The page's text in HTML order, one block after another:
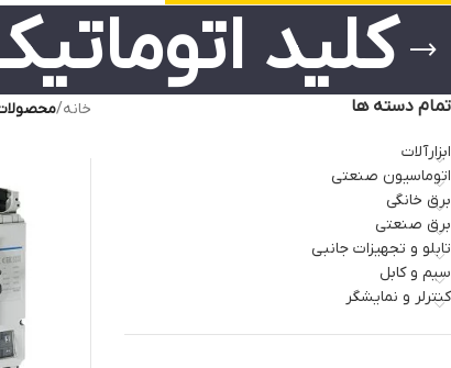
کلید اتوماتیک 40 آمپر
تمام دسته ها
ابزارآلات
اتوماسیون صنعتی
برق خانگی
برق صنعتی
تابلو و تجهیزات جانبی
سیم و کابل
کنترلر و نمایشگر
خانه/محصولات